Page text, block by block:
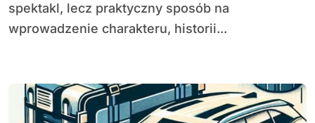
spektakl, lecz praktyczny sposób na
wprowadzenie charakteru, historii...